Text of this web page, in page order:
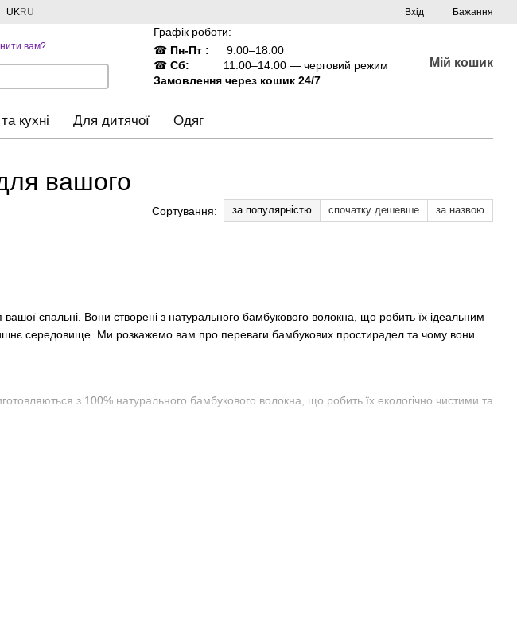
UKRU Вхід Бажання
вам?
Графік роботи:
☎ Пн-Пт :
9:00–18:00
☎Сб:
11:00–14:00 — черговий режим
Замовлення через кошик 24/7
Мій кошик
кухні Для дитячої Одяг
вашого
Сортування: за популярністю спочатку дешевше за назвою
спальні. Вони створені з натурального бамбукового волокна, що робить їх ідеальним
середовище. Ми розкажемо вам про переваги бамбукових простирадел та чому вони
з 100% натурального бамбукового волокна, що робить їх екологічно чистими та